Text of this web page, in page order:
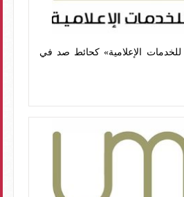
الإعلامية» كحائط صد في